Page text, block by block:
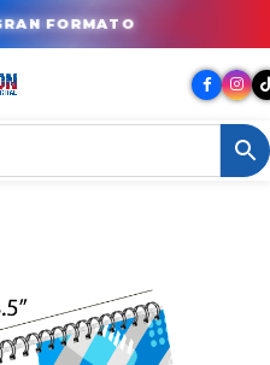
FORMATO